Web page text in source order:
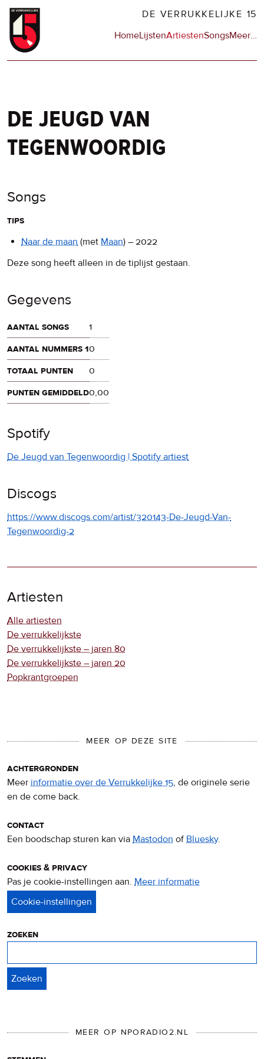
Overslaan
naar
DE VERRUKKELIJKE 15
Hoofdnavigatie
HomeLijstenArtiestenSongsMeerop
…
de jeugd van
tegenwoordig
Songs
tips
Naar de maan (met Maan) – 2022
Deze song heeft alleen in de tiplijst gestaan.
Gegevens
aantal songs
1
aantal nummers 10
totaal punten
0
punten gemiddeld0,00
Spotify
De Jeugd van Tegenwoordig | Spotify artiest
Discogs
https://www.discogs.com/artist/320143-De-Jeugd-Van-
Tegenwoordig-2
Artiesten
Alle artiesten
De verrukkelijkste
De verrukkelijkste – jaren 80
De verrukkelijkste – jaren 20
Popkrantgroepen
MEER OP DEZE SITE
achtergronden
Meer informatie over de Verrukkelijke 15, de originele serie
en de come back.
contact
Een boodschap sturen kan via Mastodon ofBluesky.
cookies & privacy
Pas je cookie-instellingen aan. Meer informatie
zoeken
MEER OP NPORADIO2.NL